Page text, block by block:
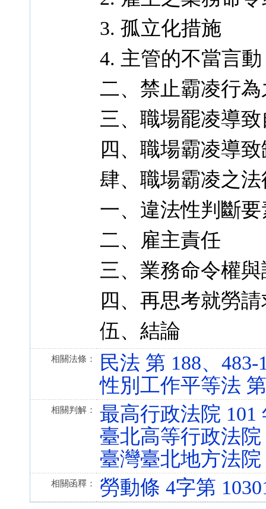
3. 孤立化措施
4. 主管的不當言動
二、禁止霸凌行
三、職場罷凌導
四、職場霸凌導
肆、職場霸凌之
一、違法性判斷要
二、雇主責任
三、業務命令權
四、再思考就勞
伍、結論
相關法條：
民法 第 188、
性別工作平等法
相關判解：
最高行政法院 101
臺北高等行政法
臺灣臺北地方法
相關函釋： 勞動條 4字第